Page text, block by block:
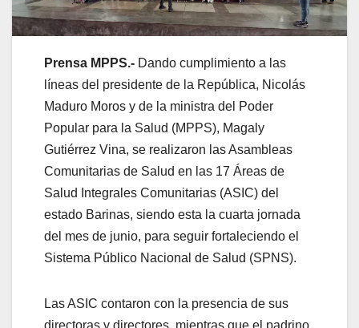
Prensa MPPS.- Dando cumplimiento a las
líneas del presidente de la República, Nicolás
Maduro Moros y de la ministra del Poder
Popular para la Salud (MPPS), Magaly
Gutiérrez Vina, se realizaron las Asambleas
Comunitarias de Salud en las 17 Áreas de
Salud Integrales Comunitarias (ASIC) del
estado Barinas, siendo esta la cuarta jornada
del mes de junio, para seguir fortaleciendo el
Sistema Público Nacional de Salud (SPNS).
Las ASIC contaron con la presencia de sus
directoras y directores, mientras que el padrino